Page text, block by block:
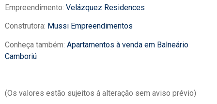
Empreendimento: Velázquez Residences
Construtora: Mussi Empreendimentos
Conheça também: Apartamentos à venda em Balneário
Camboriú
(Os valores estão sujeitos á alteração sem aviso prévio)